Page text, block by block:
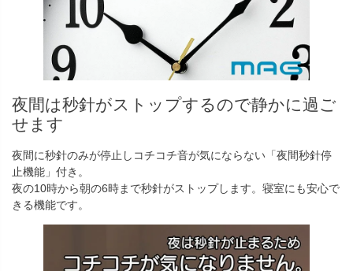
夜間は秒針がストップするので静かに過ご
せます
夜間に秒針のみが停止しコチコチ音が気にならない「夜間秒針停
止機能」付き。
夜の10時から朝の6時まで秒針がストップします。寝室にも安心で
きる機能です。